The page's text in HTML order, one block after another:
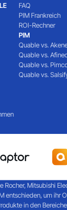
FAQ
PIM Frankreich
ROI-Rechner
PIM
Quable vs.
Quable vs.
Quable vs.
Quable vs.
Mitsubishi
entschieden, um ihr
in den